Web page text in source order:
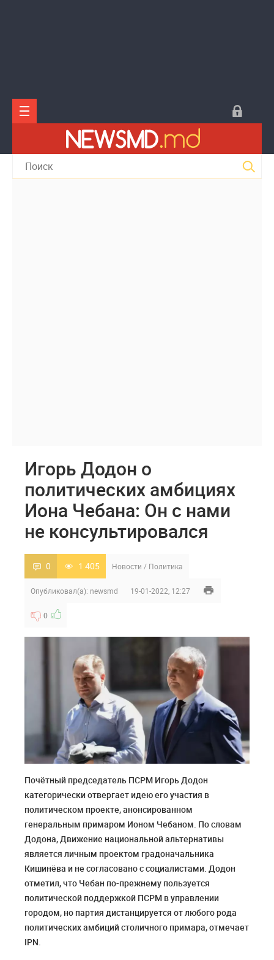
Игорь Додон о
политических амбициях
Иона Чебана: Он с нами
не консультировался
0 1 405 Новости / Политика
Опубликовал(а): newsmd 19-01-2022, 12:27
0
Почётный председатель ПСРМ Игорь Додон
категорически отвергает идею его участия в
политическом проекте, анонсированном
генеральным примаром Ионом Чебаном. По словам
Додона, Движение национальной альтернативы
является личным проектом градоначальника
Кишинёва и не согласовано с социалистами. Додон
отметил, что Чебан по-прежнему пользуется
политической поддержкой ПСРМ в управлении
городом, но партия дистанцируется от любого рода
политических амбиций столичного примара, отмечает
IPN.